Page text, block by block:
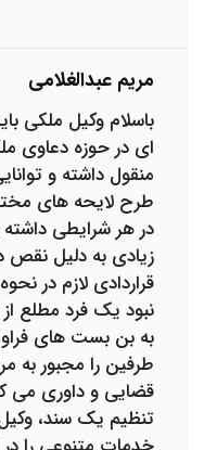
مریم عبدالغلامی
باسلام وکیل ملکی
ای در حوزه دعاوی
منقول داشته و
طرح لایحه های
در هر شرایطی داشته
زیادی به دلیل
قراردادی لازم در
نبود یک فرد مطلع
به بن بست های
طرفین را مجبور به
قضایی و داوری می
تنظیم یک سند،